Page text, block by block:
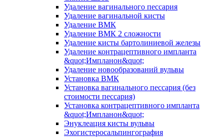
Удаление вагинального пессария
Удаление вагинальной кисты
Удаление ВМК
Удаление ВМК 2 сложности
Удаление кисты бартолиниевой железы
Удаление контрацептивного импланта
&quot;Импланон&quot;
Удаление новообразований вульвы
Установка ВМК
Установка вагинального пессария (без
стоимости пессария)
Установка контрацептивного импланта
&quot;Импланон&quot;
Энуклеация кисты вульвы
Эхогистеросальпингография